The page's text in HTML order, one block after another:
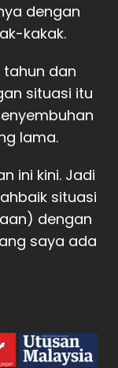
dengan
kakak.
dan
situasi itu
lama.
ini kini. Jadi
situasi
dengan
saya ada